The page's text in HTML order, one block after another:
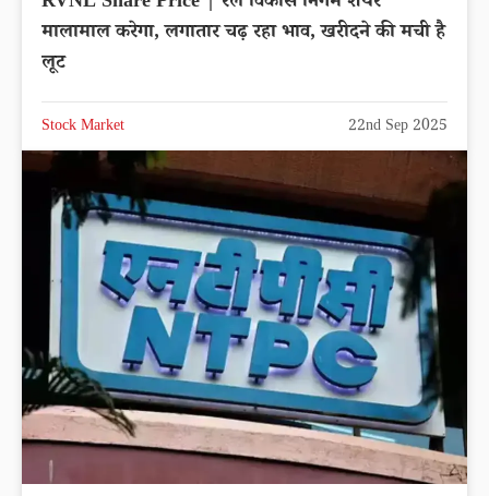
मालामाल करेगा, लगातार चढ़ रहा भाव, खरीदने की मची है
लूट
Stock Market 22nd Sep 2025